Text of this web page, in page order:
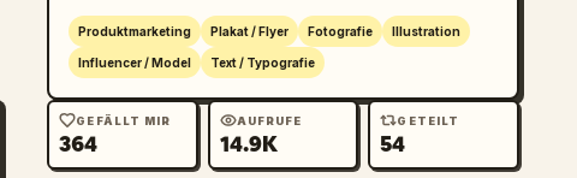
Produktmarketing Plakat / Flyer Fotografie Illustration
Influencer / Model Text / Typografie
GEFÄLLT MIR
364
AUFRUFE
14.9K
GETEILT
54